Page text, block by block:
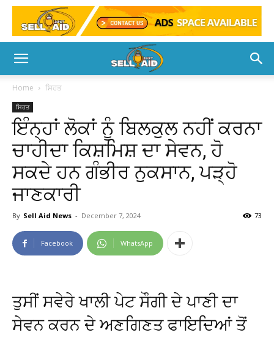
Home ਸਿਹਤ
ਸਿਹਤ
ਇੰਨ੍ਹਾਂ ਲੋਕਾਂ ਨੂੰ ਬਿਲਕੁਲ ਨਹੀਂ ਕਰਨਾ
ਚਾਹੀਦਾ ਕਿਸ਼ਮਿਸ਼ ਦਾ ਸੇਵਨ, ਹੋ
ਸਕਦੇ ਹਨ ਗੰਭੀਰ ਨੁਕਸਾਨ, ਪੜ੍ਹੋ
ਜਾਣਕਾਰੀ
By Sell Aid News - December 7, 2024 73
Facebook WhatsApp
ਤੁਸੀਂ ਸਵੇਰੇ ਖਾਲੀ ਪੇਟ ਸੌਗੀ ਦੇ ਪਾਣੀ ਦਾ
ਸੇਵਨ ਕਰਨ ਦੇ ਅਣਗਿਣਤ ਫਾਇਦਿਆਂ ਤੋਂ